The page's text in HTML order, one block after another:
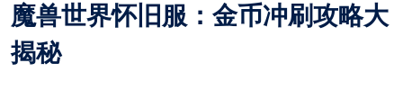
魔兽世界怀旧服：金币冲刷攻略大
揭秘